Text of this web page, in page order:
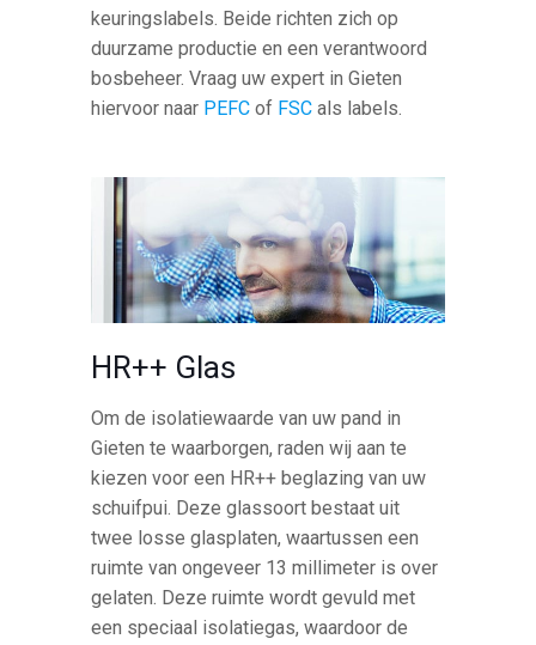
keuringslabels. Beide richten zich op
duurzame productie en een verantwoord
bosbeheer. Vraag uw expert in Gieten
hiervoor naar PEFC of FSC als labels.
HR++ Glas
Om de isolatiewaarde van uw pand in
Gieten te waarborgen, raden wij aan te
kiezen voor een HR++ beglazing van uw
schuifpui. Deze glassoort bestaat uit
twee losse glasplaten, waartussen een
ruimte van ongeveer 13 millimeter is over
gelaten. Deze ruimte wordt gevuld met
een speciaal isolatiegas, waardoor de